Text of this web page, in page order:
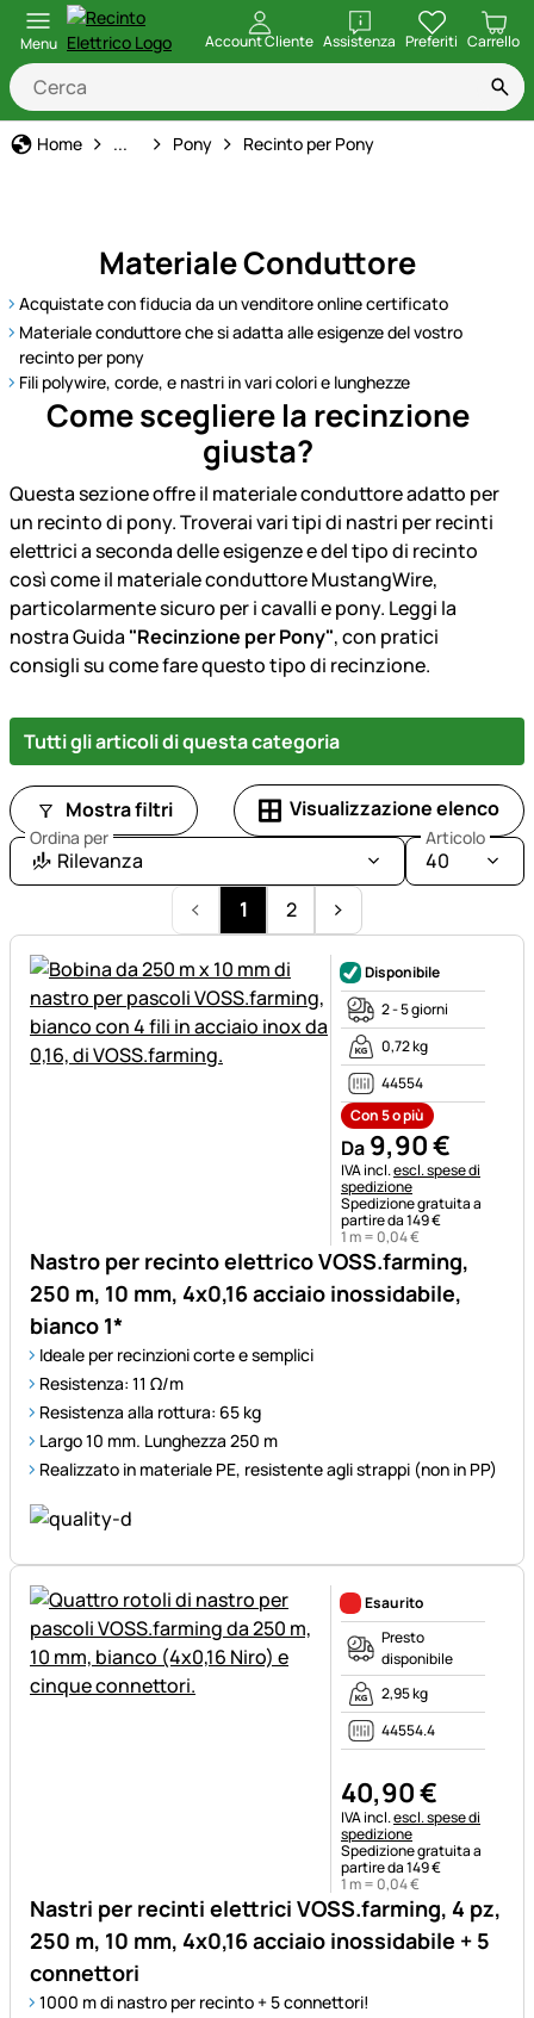
Menu Account Cliente Assistenza
apri Preferiti Carrello
Home Animale
... Pony Recinto per Pony
Materiale Conduttore
Acquistate con fiducia da un venditore online certificato
Materiale conduttore che si adatta alle esigenze del vostro
recinto per pony
Fili polywire, corde, e nastri in vari colori e lunghezze
Come scegliere la recinzione
giusta?
Questa sezione offre il materiale conduttore adatto per
un recinto di pony. Troverai vari tipi di nastri per recinti
elettrici a seconda delle esigenze e del tipo di recinto
così come il materiale conduttore MustangWire,
particolarmente sicuro per i cavalli e pony. Leggi la
nostra Guida "Recinzione per Pony", con pratici
consigli su come fare questo tipo di recinzione.
Tutti gli articoli di questa categoria
Mostra filtri Visualizzazione elenco
Ordina per
Rilevanza
Articolo
40
1
2
Nastro per recinto elettrico VOSS.farming,
250 m, 10 mm, 4x0,16 acciaio inossidabile,
bianco 1*
Ideale per recinzioni corte e semplici
Resistenza: 11 Ω/m
Resistenza alla rottura: 65 kg
Largo 10 mm. Lunghezza 250 m
Realizzato in materiale PE, resistente agli strappi (non in PP)
Disponibile
2 - 5 giorni
0,72 kg
44554
Con 5 o più
Da 9,90€
Informazioni fiscali:
IVA incl.escl. spese di
spedizione
Spedizione gratuita a
partire da 149 €
1 m = 0,04€
Nastri per recinti elettrici VOSS.farming, 4 pz,
250 m, 10 mm, 4x0,16 acciaio inossidabile + 5
connettori
1000 m di nastro per recinto + 5 connettori!
Esaurito
Presto
disponibile
2,95 kg
44554.4
40,90€
Informazioni fiscali:
IVA incl.escl. spese di
spedizione
Spedizione gratuita a
partire da 149 €
1 m = 0,04€